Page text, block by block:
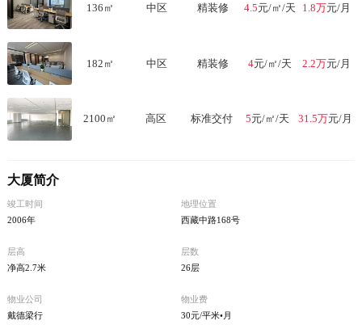
136 ㎡ 中区 精装修 4.5元/㎡/天 1.8万元/月
182 ㎡ 中区 精装修 4元/㎡/天 2.2万元/月
2100 ㎡ 高区 标准交付 5元/㎡/天 31.5万元/月
大厦简介
竣工时间
2006年
地理位置
西藏中路168号
层高
净高2.7米
层数
26层
物业公司
戴德梁行
物业费
30元/平米•月